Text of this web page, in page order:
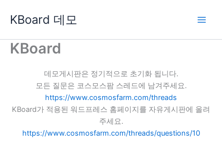
로
KBoard 데모
KBoard
데모게시판은 정기적으로 초기화 됩니다.
모든 질문은 코스모스팜 스레드에 남겨주세요.
https://www.cosmosfarm.com/threads
KBoard가 적용된 워드프레스 홈페이지를 자유게시판에 올려
주세요.
https://www.cosmosfarm.com/threads/questions/10